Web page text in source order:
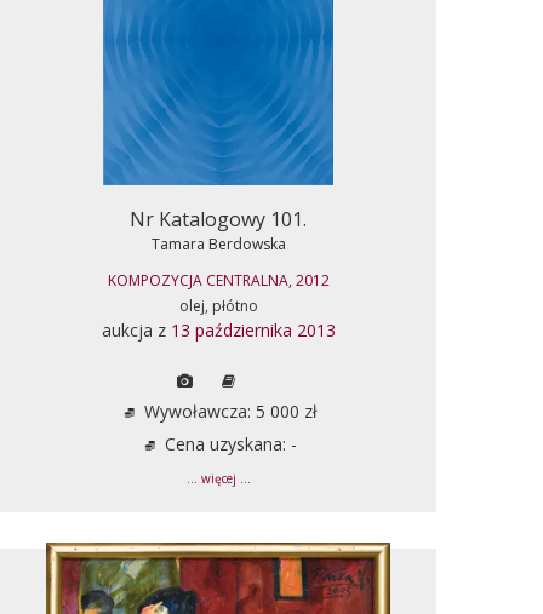
Nr Katalogowy 101.
Tamara Berdowska
KOMPOZYCJA CENTRALNA, 2012
olej, płótno
aukcja z 13 października 2013
Wywoławcza: 5 000 zł
Cena uzyskana: -
... więcej ...